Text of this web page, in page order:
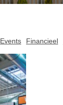
Events Financieel